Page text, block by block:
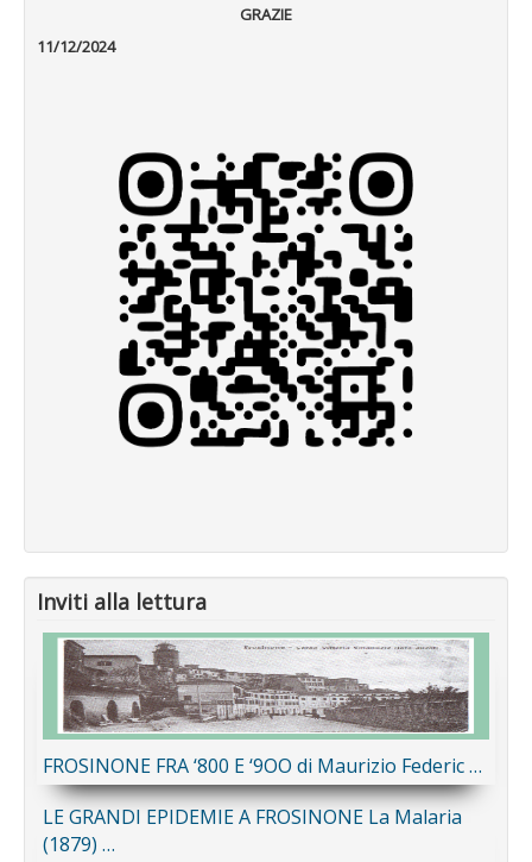
GRAZIE
11/12/2024
Inviti alla lettura
FROSINONE FRA ‘800 E ‘9OO di Maurizio Federic …
LE GRANDI EPIDEMIE A FROSINONE La Malaria
(1879) …